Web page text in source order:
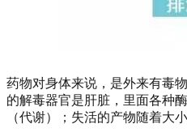
药物对身体来说，是外来有毒
的解毒器官是肝脏，里面各种
（代谢）；失活的产物随着大